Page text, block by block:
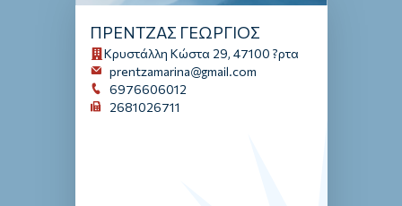
ΠΡΕΝΤΖΑΣ ΓΕΩΡΓΙΟΣ
Κρυστάλλη Κώστα 29, 47100 ?ρτα
prentzamarina@gmail.com
6976606012
2681026711